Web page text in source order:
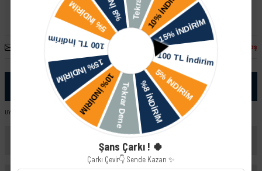
Arkadaşına Öner Fiyatı Düşünce Haber Ver Paylaş
UYUMLU ARAÇ VE MOTOR TIPLERI: Lada Kalina HB Lada Kalina Sedan Lada Kalina STW
Şans Çarkı ! 🍀
Çarkı Çevir👇 Sende Kazan ✨